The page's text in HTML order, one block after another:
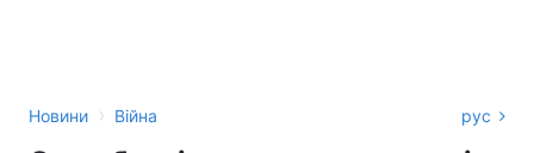
Новини › Війна рус